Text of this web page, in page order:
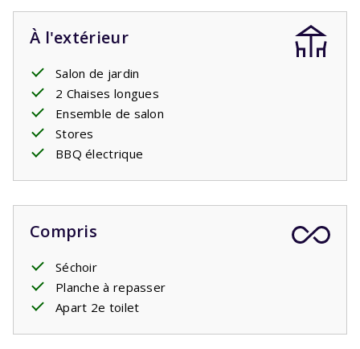
À l'extérieur
Salon de jardin
2 Chaises longues
Ensemble de salon
Stores
BBQ électrique
Compris
Séchoir
Planche à repasser
Apart 2e toilet